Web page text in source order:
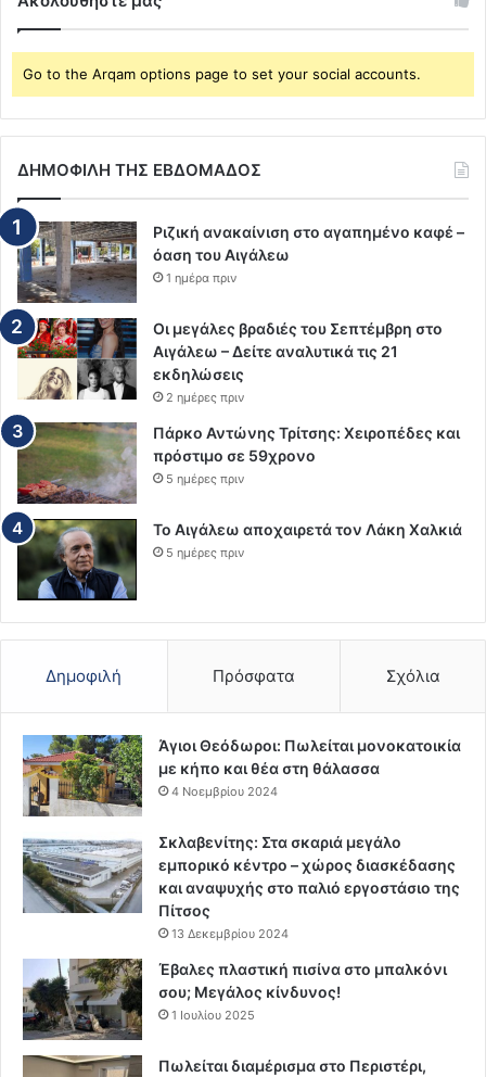
Go to the Arqam options page to set your social accounts.
ΔΗΜΟΦΙΛΗ ΤΗΣ ΕΒΔΟΜΑΔΟΣ
Ριζική ανακαίνιση στο αγαπημένο καφέ –
όαση του Αιγάλεω
1 ημέρα πριν
Οι μεγάλες βραδιές του Σεπτέμβρη στο
Αιγάλεω – Δείτε αναλυτικά τις 21
εκδηλώσεις
2 ημέρες πριν
Πάρκο Αντώνης Τρίτσης: Χειροπέδες και
πρόστιμο σε 59χρονο
5 ημέρες πριν
Το Αιγάλεω αποχαιρετά τον Λάκη Χαλκιά
5 ημέρες πριν
Δημοφιλή Πρόσφατα Σχόλια
Άγιοι Θεόδωροι: Πωλείται μονοκατοικία
με κήπο και θέα στη θάλασσα
4 Νοεμβρίου 2024
Σκλαβενίτης: Στα σκαριά μεγάλο
εμπορικό κέντρο – χώρος διασκέδασης
και αναψυχής στο παλιό εργοστάσιο της
Πίτσος
13 Δεκεμβρίου 2024
Έβαλες πλαστική πισίνα στο μπαλκόνι
σου; Μεγάλος κίνδυνος!
1 Ιουλίου 2025
Πωλείται διαμέρισμα στο Περιστέρι,